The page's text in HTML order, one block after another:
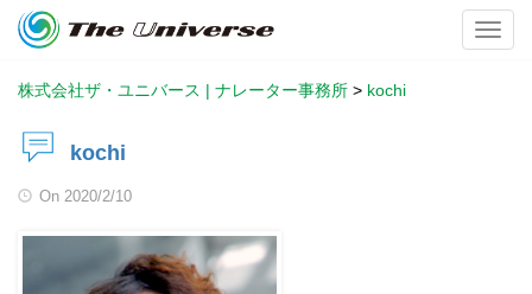
株式会社ザ・ユニバース | ナレーター事務所 > kochi
kochi
On 2020/2/10